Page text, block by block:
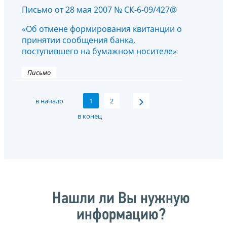
Письмо от 28 мая 2007 № СК-6-09/427@
«Об отмене формирования квитанции о
принятии сообщения банка,
поступившего на бумажном носителе»
Письмо
в начало 1
2
в конец
Нашли ли Вы нужную
информацию?